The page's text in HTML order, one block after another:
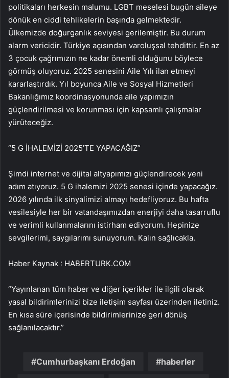
politikaları herkesin malumu. LGBT meselesi bugün aileye
dönük en ciddi tehlikelerin başında gelmektedir.
Ülkemizde doğurganlık seviyesi gerilemiştir. Bu durum
alarm vericidir. Türkiye açısından varoluşsal tehdittir. En az
3 çocuk çağrımızın ne kadar önemli olduğunu böylece
görmüş oluyoruz. 2025 senesini Aile Yılı ilan etmeyi
kararlaştırdık. Yıl boyunca Aile ve Sosyal Hizmetleri
Bakanlığımız koordinasyonunda aile yapımızın
güçlendirilmesi ve korunması için kapsamlı çalışmalar
yürüteceğiz.
“5 G İHALEMİZİ 2025’TE YAPACAĞIZ”
Şimdi internet ve dijital altyapımızı güçlendirecek yeni
adım atıyoruz. 5 G ihalemizi 2025 senesi içinde yapacağız.
2026 yılında ilk sinyalimizi almayı hedefliyoruz. Bu hafta
vesilesiyle her bir vatandaşımızdan enerjiyi daha tasarruflu
ve verimli kullanmalarını istirham ediyorum. Hepinize
sevgilerimi, saygılarımı sunuyorum. Kalın sağlıcakla.
Haber Kaynak : HABERTURK.COM
“Yayınlanan tüm haber ve diğer içerikler ile ilgili olarak
yasal bildirimlerinizi bize iletişim sayfası üzerinden iletiniz.
En kısa süre içerisinde bildirimlerinize geri dönüş
sağlanılacaktır.”
Cumhurbaşkanı Erdoğan haberler